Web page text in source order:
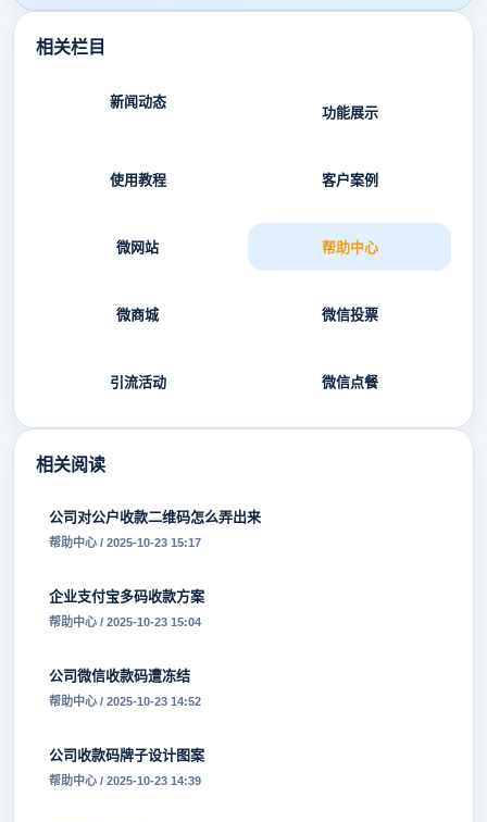
相关栏目
新闻动态
功能展示
使用教程 客户案例
微网站 帮助中心
微商城 微信投票
引流活动 微信点餐
相关阅读
公司对公户收款二维码怎么弄出来
帮助中心 / 2025-10-23 15:17
企业支付宝多码收款方案
帮助中心 / 2025-10-23 15:04
公司微信收款码遭冻结
帮助中心 / 2025-10-23 14:52
公司收款码牌子设计图案
帮助中心 / 2025-10-23 14:39